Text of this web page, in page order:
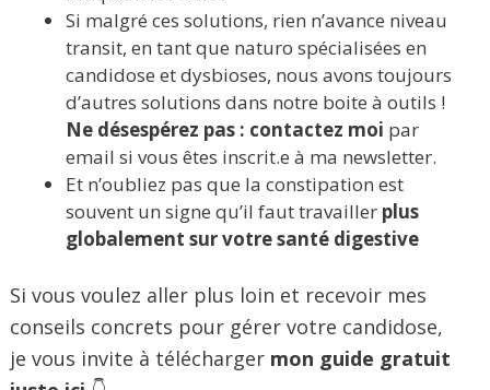
Si malgré ces solutions, rien n’avance niveau
transit, en tant que naturo spécialisées en
candidose et dysbioses, nous avons toujours
d’autres solutions dans notre boite à outils !
Ne désespérez pas : contactez moi par
email si vous êtes inscrit.e à ma newsletter.
Et n’oubliez pas que la constipation est
souvent un signe qu’il faut travailler plus
globalement sur votre santé digestive
Si vous voulez aller plus loin et recevoir mes
conseils concrets pour gérer votre candidose,
je vous invite à télécharger mon guide gratuit